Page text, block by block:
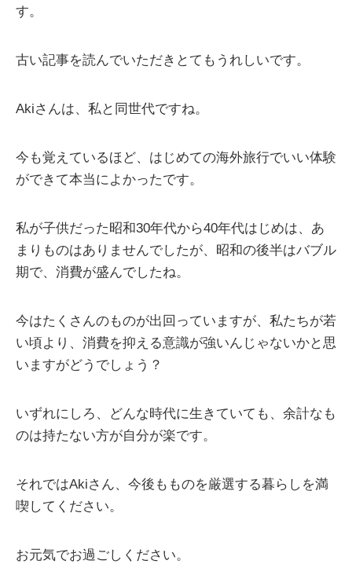
す。
古い記事を読んでいただきとてもうれしいです。
Akiさんは、私と同世代ですね。
今も覚えているほど、はじめての海外旅行でいい体験
ができて本当によかったです。
私が子供だった昭和30年代から40年代はじめは、あ
まりものはありませんでしたが、昭和の後半はバブル
期で、消費が盛んでしたね。
今はたくさんのものが出回っていますが、私たちが若
い頃より、消費を抑える意識が強いんじゃないかと思
いますがどうでしょう？
いずれにしろ、どんな時代に生きていても、余計なも
のは持たない方が自分が楽です。
それではAkiさん、今後もものを厳選する暮らしを満
喫してください。
お元気でお過ごしください。